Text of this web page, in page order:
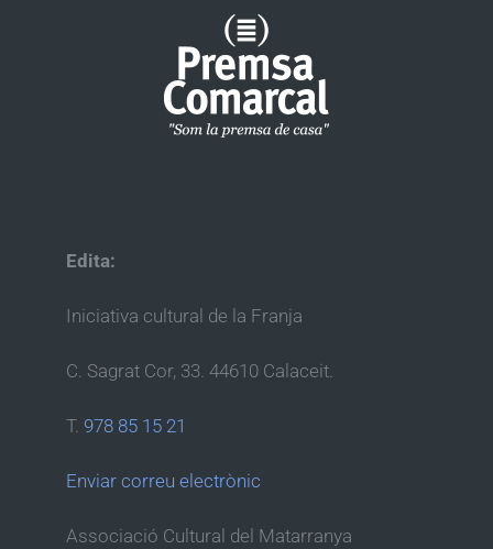
Edita:
Iniciativa cultural de la Franja
C. Sagrat Cor, 33. 44610 Calaceit.
T. 978 85 15 21
Enviar correu electrònic
Associació Cultural del Matarranya